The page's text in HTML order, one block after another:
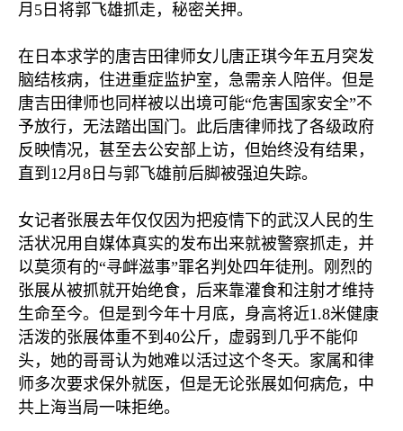
月 5 日将郭飞雄抓走，秘密关押。
在日本求学的唐吉田律师女儿唐正琪今年五月突发
脑结核病，住进重症监护室，急需亲人陪伴。但是
唐吉田律师也同样被以出境可能“危害国家安全”不
予放行，无法踏出国门。此后唐律师找了各级政府
反映情况，甚至去公安部上访，但始终没有结果，
直到 12月 8 日与郭飞雄前后脚被强迫失踪。
女记者张展去年仅仅因为把疫情下的武汉人民的生
活状况用自媒体真实的发布出来就被警察抓走，并
以莫须有的“寻衅滋事”罪名判处四年徒刑。刚烈的
张展从被抓就开始绝食，后来靠灌食和注射才维持
生命至今。但是到今年十月底，身高将近1.8米健康
活泼的张展体重不到 40公斤，虚弱到几乎不能仰
头，她的哥哥认为她难以活过这个冬天。家属和律
师多次要求保外就医，但是无论张展如何病危，中
共上海当局一味拒绝。